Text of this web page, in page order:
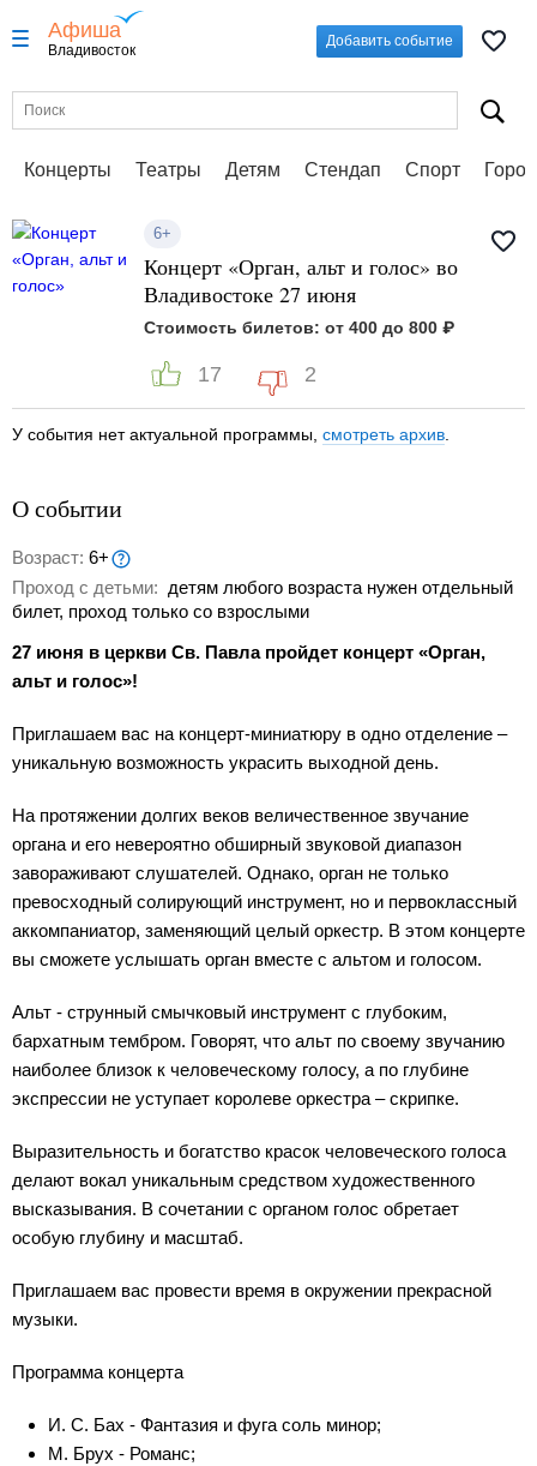
Афиша
Владивосток
Добавить событие
Концерты Театры Детям Стендап Спорт
6+
Концерт «Орган, альт и голос» во
Владивостоке 27 июня
Стоимость билетов: от 400 до 800 ₽
17 2
У события нет актуальной программы, смотреть архив
О событии
Возраст: 6+
Проход с детьми: детям любого возраста нужен отдельный
билет, проход только со взрослыми
27 июня в церкви Св. Павла пройдет концерт «Орган,
альт и голос»!
Приглашаем вас на концерт-миниатюру в одно отделение –
уникальную возможность украсить выходной день.
На протяжении долгих веков величественное звучание
органа и его невероятно обширный звуковой диапазон
завораживают слушателей. Однако, орган не только
превосходный солирующий инструмент, но и первоклассный
аккомпаниатор, заменяющий целый оркестр. В этом концерте
вы сможете услышать орган вместе с альтом и голосом.
Альт - струнный смычковый инструмент с глубоким,
бархатным тембром. Говорят, что альт по своему звучанию
наиболее близок к человеческому голосу, а по глубине
экспрессии не уступает королеве оркестра – скрипке.
Выразительность и богатство красок человеческого голоса
делают вокал уникальным средством художественного
высказывания. В сочетании с органом голос обретает
особую глубину и масштаб.
Приглашаем вас провести время в окружении прекрасной
музыки.
Программа концерта
И. С. Бах - Фантазия и фуга соль минор;
М. Брух - Романс;